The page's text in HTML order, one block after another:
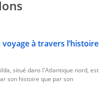
voyage à travers l’histoire
situé dans l'Atlantique nord, est
son histoire que par son